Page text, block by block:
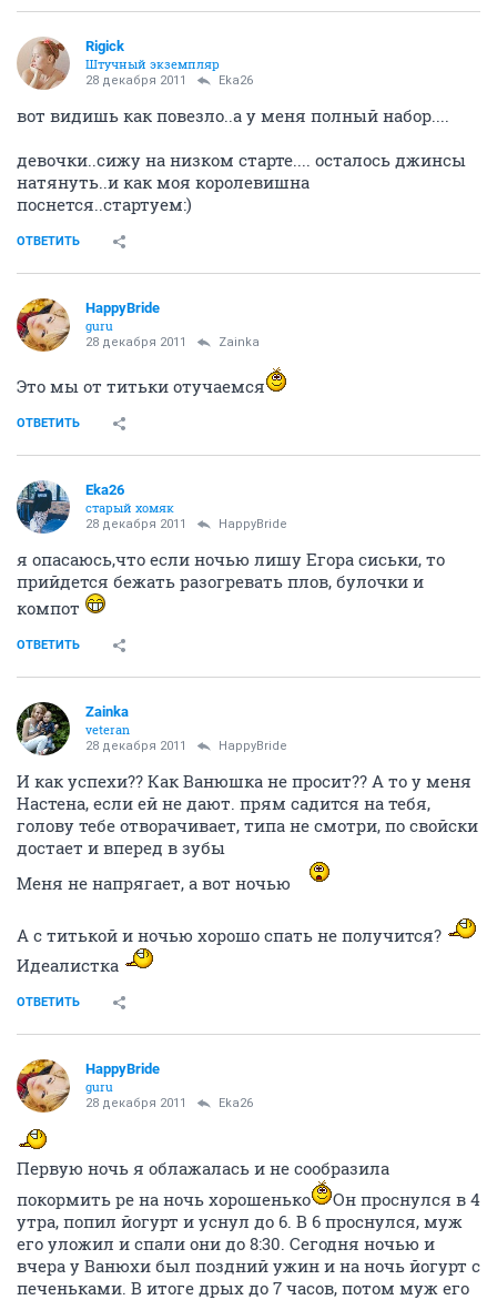
Rigick
Штучный экземпляр
28 декабря 2011 Eka26
вот видишь как повезло..а у меня полный набор....
девочки..сижу на низком старте.... осталось джинсы
натянуть..и как моя королевишна
поснется..стартуем:)
ОТВЕТИТЬ
HappyBride
guru
28 декабря 2011 Zainka
Это мы от титьки отучаемся
ОТВЕТИТЬ
Eka26
старый хомяк
28 декабря 2011 HappyBride
я опасаюсь,что если ночью лишу Егора сиськи, то
прийдется бежать разогревать плов, булочки и
компот
ОТВЕТИТЬ
Zainka
veteran
28 декабря 2011 HappyBride
И как успехи?? Как Ванюшка не просит?? А то у меня
Настена, если ей не дают. прям садится на тебя,
голову тебе отворачивает, типа не смотри, по свойски
достает и вперед в зубы
Меня не напрягает, а вот ночью
А с титькой и ночью хорошо спать не получится?
Идеалистка
ОТВЕТИТЬ
HappyBride
guru
28 декабря 2011 Eka26
Первую ночь я облажалась и не сообразила
покормить ре на ночь хорошенько
Он проснулся в 4
утра, попил йогурт и уснул до 6. В 6 проснулся, муж
его уложил и спали они до 8:30. Сегодня ночью и
вчера у Ванюхи был поздний ужин и на ночь йогурт с
печеньками. В итоге дрых до 7 часов, потом муж его